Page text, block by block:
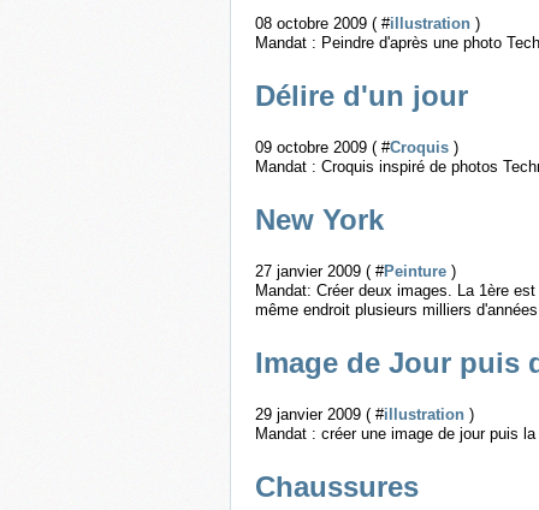
08 octobre 2009 ( #illustration )
Mandat : Peindre d'après une photo
Délire d'un jour
09 octobre 2009 ( #Croquis )
Mandat : Croquis inspiré de photos
New York
27 janvier 2009 ( #Peinture )
Mandat: Créer deux images. La 1ère
même endroit plusieurs milliers
Image de Jour puis
29 janvier 2009 ( #illustration )
Mandat : créer une image de jour puis
Chaussures